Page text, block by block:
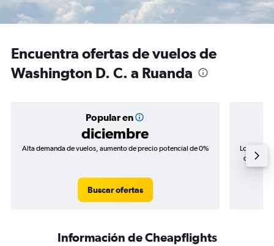
Encuentra ofertas de vuelos de
Washington D. C. a Ruanda
Popular en
diciembre
Alta demanda de vuelos, aumento de precio potencial de 0%
Buscar ofertas
Los
de
Información de Cheapflights